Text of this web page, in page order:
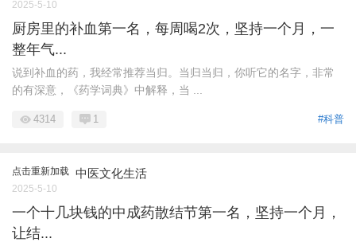
2025-5-10
厨房里的补血第一名，每周喝2次，坚持一个月，一
整年气...
说到补血的药，我经常推荐当归。当归当归，你听它的名字，非常
的有深意，《药学词典》中解释，当 ...
#科普
4314 1
点击重新加载 中医文化生活
2025-5-10
一个十几块钱的中成药散结节第一名，坚持一个月，
让结...